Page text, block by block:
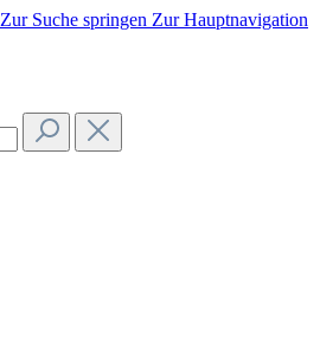
Zur Suche springen Zur Hauptnavigation